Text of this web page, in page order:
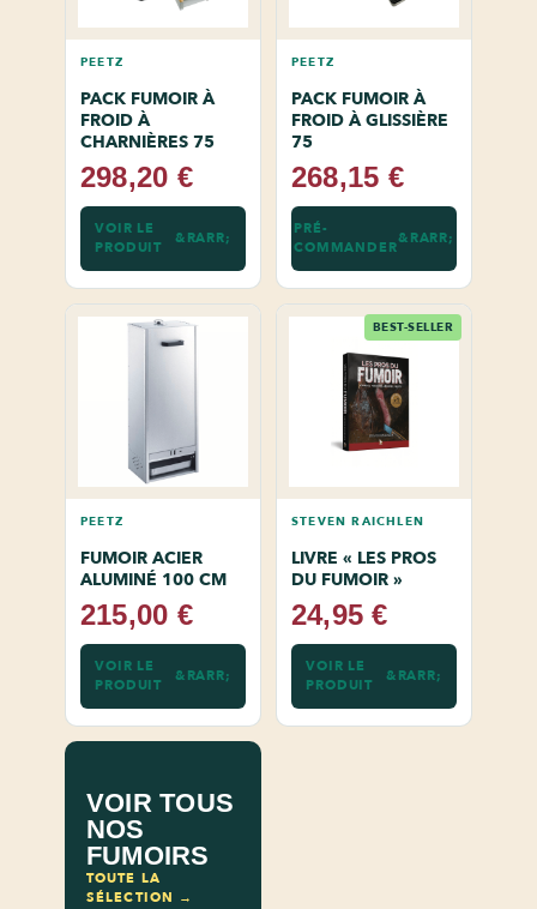
PEETZ
PACK FUMOIR À
FROID À
CHARNIÈRES 75
298,20 €
VOIR LE
PRODUIT
PEETZ
PACK FUMOIR À
FROID À GLISSIÈRE
75
268,15 €
PRÉ-
COMMANDER
PEETZ
FUMOIR ACIER
ALUMINÉ 100 CM
215,00 €
VOIR LE
PRODUIT
BEST-SELLER
STEVEN RAICHLEN
LIVRE « LES PROS
DU FUMOIR »
24,95 €
VOIR LE
PRODUIT
VOIR TOUS
NOS
FUMOIRS
TOUTE LA
SÉLECTION →